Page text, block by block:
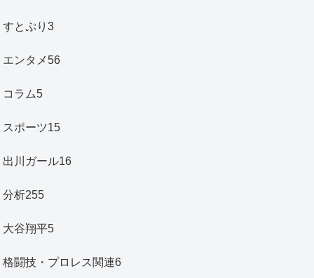
すとぷり 3
エンタメ56
コラム5
スポーツ15
出川ガール16
分析255
大谷翔平5
格闘技・プロレス関連6